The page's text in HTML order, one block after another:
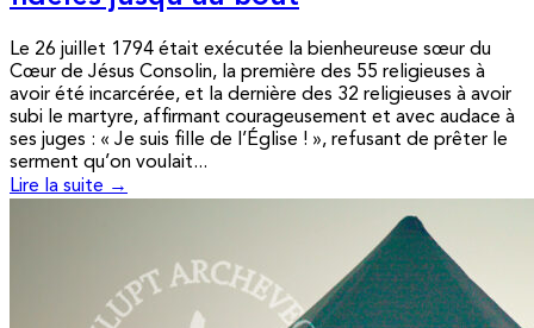
Le 26 juillet 1794 était exécutée la bienheureuse sœur du
Cœur de Jésus Consolin, la première des 55 religieuses à
avoir été incarcérée, et la dernière des 32 religieuses à avoir
subi le martyre, affirmant courageusement et avec audace à
ses juges : « Je suis fille de l’Église ! », refusant de prêter le
serment qu’on voulait...
Lire la suite →